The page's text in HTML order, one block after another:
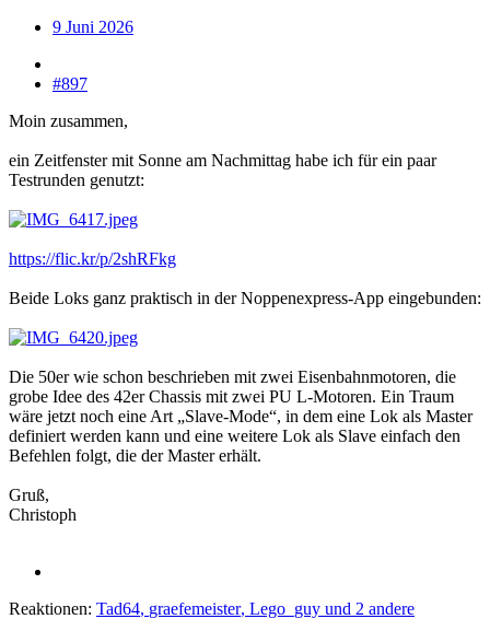
9 Juni 2026
#897
Moin zusammen,
ein Zeitfenster mit Sonne am Nachmittag habe ich für ein paar
Testrunden genutzt:
https://flic.kr/p/2shRFkg
Beide Loks ganz praktisch in der Noppenexpress-App eingebunden:
Die 50er wie schon beschrieben mit zwei Eisenbahnmotoren, die
grobe Idee des 42er Chassis mit zwei PU L-Motoren. Ein Traum
wäre jetzt noch eine Art „Slave-Mode“, in dem eine Lok als Master
definiert werden kann und eine weitere Lok als Slave einfach den
Befehlen folgt, die der Master erhält.
Gruß,
Christoph
Reaktionen: Tad64, graefemeister, Lego_guy und 2 andere